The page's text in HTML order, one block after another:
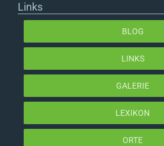
Links
BLOG
LINKS
GALERIE
LEXIKON
ORTE